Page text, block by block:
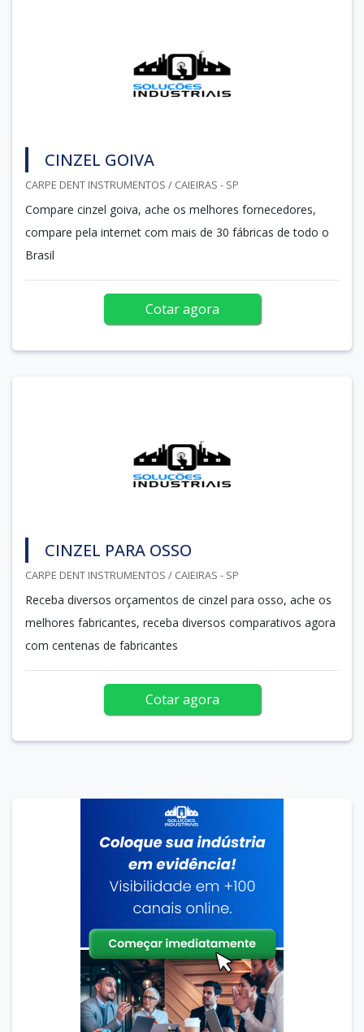
CINZEL GOIVA
CARPE DENT INSTRUMENTOS / CAIEIRAS - SP
Compare cinzel goiva, ache os melhores fornecedores,
compare pela internet com mais de 30 fábricas de todo o
Brasil
Cotar agora
CINZEL PARA OSSO
CARPE DENT INSTRUMENTOS / CAIEIRAS - SP
Receba diversos orçamentos de cinzel para osso, ache os
melhores fabricantes, receba diversos comparativos agora
com centenas de fabricantes
Cotar agora